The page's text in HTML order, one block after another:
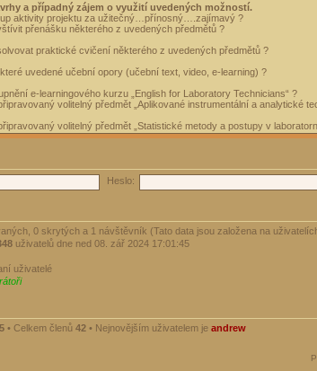
a případný zájem o využití uvedených možností.
aktivity projektu za užitečný…přínosný….zajímavý ?
přenášku některého z uvedených předmětů ?
praktické cvičení některého z uvedených předmětů ?
uvedené učební opory (učební text, video, e-learning) ?
e-learningového kurzu „English for Laboratory Technicians“ ?
volitelný předmět „Aplikované instrumentální a analytické
volitelný předmět „Statistické metody a postupy v
Heslo:
0 skrytých a 1 návštěvník (Tato data jsou založena na
uživatelů dne ned 08. zář 2024 17:01:45
uživatelé
• Celkem členů 42 • Nejnovějším uživatelem je andrew